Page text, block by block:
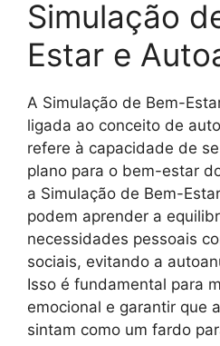
Simulação
Estar e
A Simulação de Bem-
ligada ao conceito de
refere à capacidade de
plano para o bem-estar
a Simulação de Bem-
podem aprender a
necessidades pessoais
sociais, evitando a
Isso é fundamental para
emocional e garantir que
sintam como um fardo